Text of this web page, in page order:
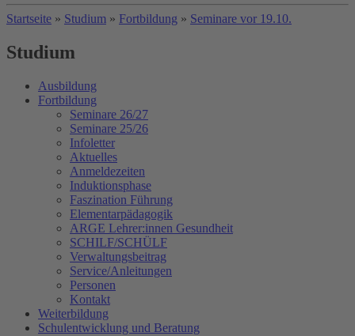
Startseite » Studium » Fortbildung » Seminare vor 19.10.
Studium
Ausbildung
Fortbildung
Seminare 26/27
Seminare 25/26
Infoletter
Aktuelles
Anmeldezeiten
Induktionsphase
Faszination Führung
Elementarpädagogik
ARGE Lehrer:innen Gesundheit
SCHILF/SCHÜLF
Verwaltungsbeitrag
Service/Anleitungen
Personen
Kontakt
Weiterbildung
Schulentwicklung und Beratung